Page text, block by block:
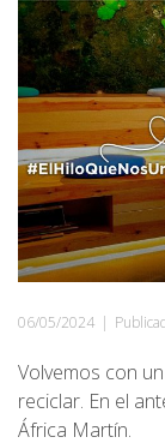
06/05/2024 |
Volvemos con
reciclar. En el
África Martín.